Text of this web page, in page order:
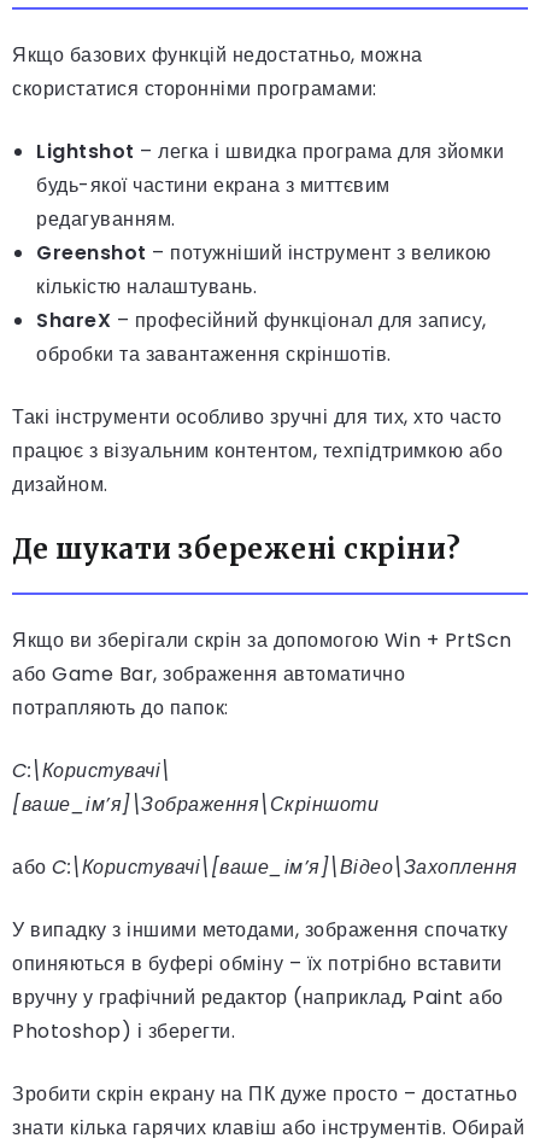
Якщо базових функцій недостатньо, можна
скористатися сторонніми програмами:
Lightshot – легка і швидка програма для зйомки
будь-якої частини екрана з миттєвим
редагуванням.
Greenshot – потужніший інструмент з великою
кількістю налаштувань.
ShareX – професійний функціонал для запису,
обробки та завантаження скріншотів.
Такі інструменти особливо зручні для тих, хто часто
працює з візуальним контентом, техпідтримкою або
дизайном.
Де шукати збережені скріни?
Якщо ви зберігали скрін за допомогою Win + PrtScn
або Game Bar, зображення автоматично
потрапляють до папок:
C:\Користувачі\
[ваше_ім’я]\Зображення\Скріншоти
або C:\Користувачі\[ваше_ім’я]\Відео\Захоплення
У випадку з іншими методами, зображення спочатку
опиняються в буфері обміну – їх потрібно вставити
вручну у графічний редактор (наприклад, Paint або
Photoshop) і зберегти.
Зробити скрін екрану на ПК дуже просто – достатньо
знати кілька гарячих клавіш або інструментів. Обирай